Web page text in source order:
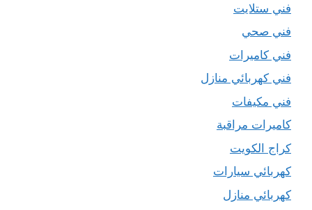
فني ستلايت
فني صحي
فني كاميرات
فني كهربائي منازل
فني مكيفات
كاميرات مراقبة
كراج الكويت
كهربائي سيارات
كهربائي منازل